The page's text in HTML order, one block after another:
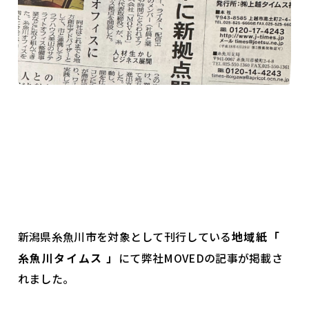
新潟県糸魚川市を対象として刊行している地域紙「
糸魚川タイムス 」 にて弊社MOVEDの記事が掲載さ
れました。